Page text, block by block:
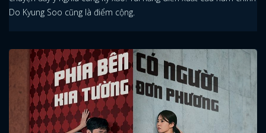
Do Kyung Soo cũng là điểm cộng.